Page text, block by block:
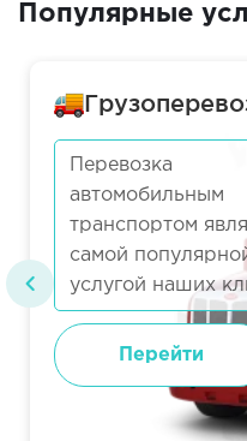
Популярные
Перевозка
автомобильным
транспортом
самой
услугой наших
Перейти